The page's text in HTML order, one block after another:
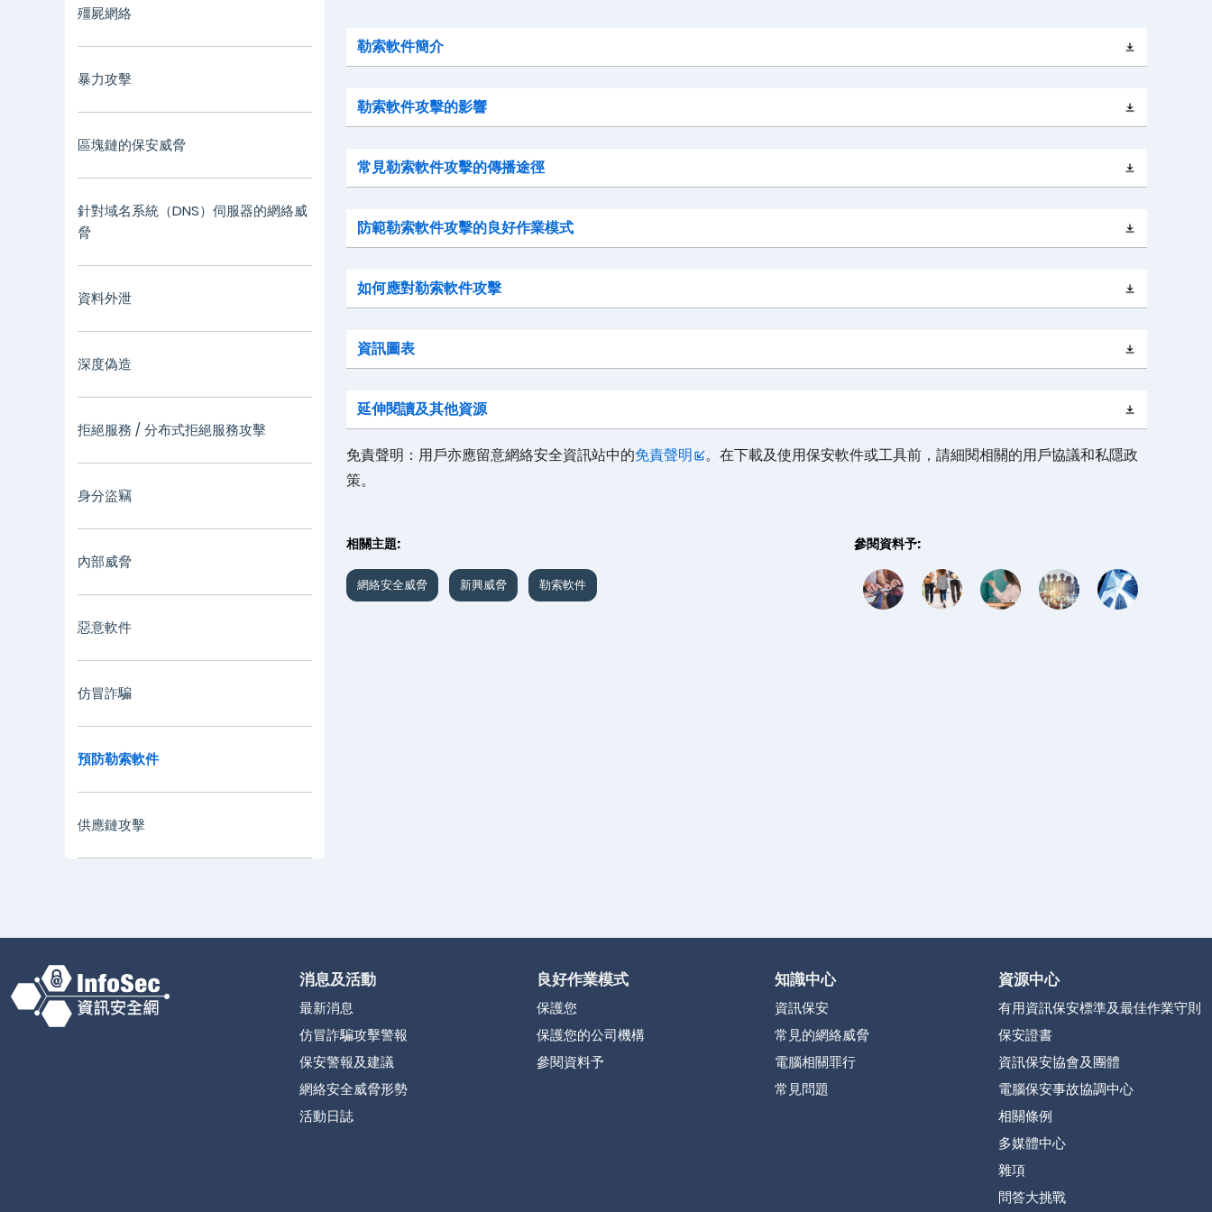
殭屍網絡
暴力攻擊
區塊鏈的保安威脅
針對域名系統（DNS）伺服器的網絡威
脅
資料外泄
深度偽造
拒絕服務 / 分布式拒絕服務攻擊
身分盜竊
內部威脅
惡意軟件
仿冒詐騙
預防勒索軟件
供應鏈攻擊
勒索軟件簡介
勒索軟件攻擊的影響
常見勒索軟件攻擊的傳播途徑
防範勒索軟件攻擊的良好作業模式
如何應對勒索軟件攻擊
資訊圖表
延伸閱讀及其他資源
免責聲明：用戶亦應留意網絡安全資訊站中的免責聲明
。在下載及使用保安軟件或工具前，請細閱相關的用戶協議和私隱政
策。
相關主題:
網絡安全威脅 新興威脅 勒索軟件
參閱資料予:
消息及活動
最新消息
仿冒詐騙攻擊警報
保安警報及建議
網絡安全威脅形勢
活動日誌
良好作業模式
保護您
保護您的公司機構
參閱資料予
知識中心
資訊保安
常見的網絡威脅
電腦相關罪行
常見問題
資源中心
有用資訊保安標準及最佳作業守則
保安證書
資訊保安協會及團體
電腦保安事故協調中心
相關條例
多媒體中心
雜項
問答大挑戰